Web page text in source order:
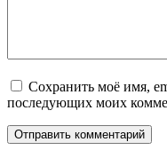
Сохранить моё имя,
последующих моих